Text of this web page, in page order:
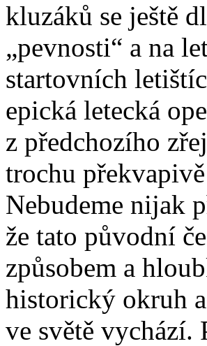
kluzáků se ještě
„pevnosti“ a na
startovních
epická letecká
z předchozího
trochu
Nebudeme nijak
že tato původní
způsobem a
historický okruh
ve světě vychází.